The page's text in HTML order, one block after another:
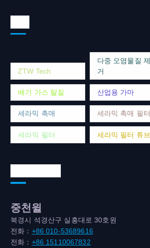
ZTW Tech
다중 오염물질 제
거
배기 가스 탈질 산업용 가마
세라믹 촉매 세라믹 촉매 필터
세라믹 필터 세라믹 필터 튜브
중천윌
북경시 석경산구 실흥대로 30호원
전화： +86 010-53689616
전화： +86 15110067832